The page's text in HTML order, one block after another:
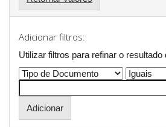
Adicionar filtros:
Utilizar filtros para refinar o resultado